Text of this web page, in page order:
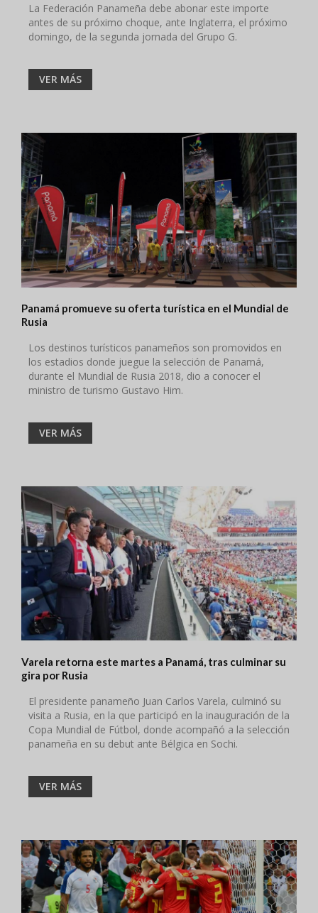
La Federación Panameña debe abonar este importe
antes de su próximo choque, ante Inglaterra, el próximo
domingo, de la segunda jornada del Grupo G.
VER MÁS
Panamá promueve su oferta turística en el Mundial de
Rusia
Los destinos turísticos panameños son promovidos en
los estadios donde juegue la selección de Panamá,
durante el Mundial de Rusia 2018, dio a conocer el
ministro de turismo Gustavo Him.
VER MÁS
Varela retorna este martes a Panamá, tras culminar su
gira por Rusia
El presidente panameño Juan Carlos Varela, culminó su
visita a Rusia, en la que participó en la inauguración de la
Copa Mundial de Fútbol, donde acompañó a la selección
panameña en su debut ante Bélgica en Sochi.
VER MÁS